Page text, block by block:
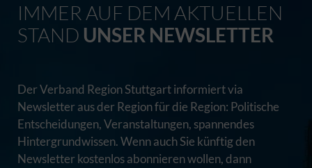
IMMER AUF DEM AKTUELLEN
STAND UNSER NEWSLETTER
Der Verband Region Stuttgart informiert via
Newsletter aus der Region für die Region: Politische
Entscheidungen, Veranstaltungen, spannendes
Hintergrundwissen. Wenn auch Sie künftig den
Newsletter kostenlos abonnieren wollen, dann